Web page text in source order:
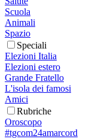
Scuola
Animali
Spazio
Speciali
Elezioni Italia
Elezioni estero
Grande Fratello
L'isola dei famosi
Amici
Rubriche
Oroscopo
#tgcom24amarcord